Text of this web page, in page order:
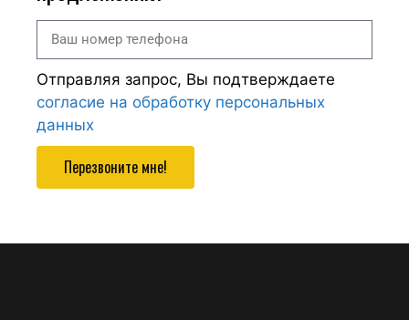
Отправляя запрос, Вы подтверждаете
согласие на обработку персональных
данных
Перезвоните мне!